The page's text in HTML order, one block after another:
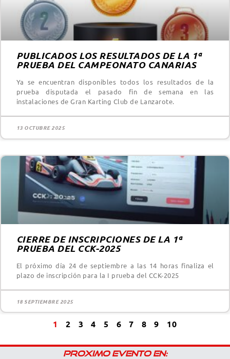
PUBLICADOS LOS RESULTADOS DE LA 1ª
PRUEBA DEL CAMPEONATO CANARIAS
Ya se encuentran disponibles todos los resultados de la
prueba disputada el pasado fin de semana en las
instalaciones de Gran Karting Club de Lanzarote.
13 OCTUBRE 2025
CIERRE DE INSCRIPCIONES DE LA 1ª
PRUEBA DEL CCK-2025
El próximo día 24 de septiembre a las 14 horas finaliza el
plazo de inscripción para la I prueba del CCK-2025
18 SEPTIEMBRE 2025
1 2 3 4 5 6 7 8 9 10
PROXIMO EVENTO EN: